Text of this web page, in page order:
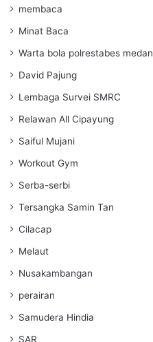
membaca
Minat Baca
Warta bola polrestabes medan
David Pajung
Lembaga Survei SMRC
Relawan All Cipayung
Saiful Mujani
Workout Gym
Serba-serbi
Tersangka Samin Tan
Cilacap
Melaut
Nusakambangan
perairan
Samudera Hindia
SAR